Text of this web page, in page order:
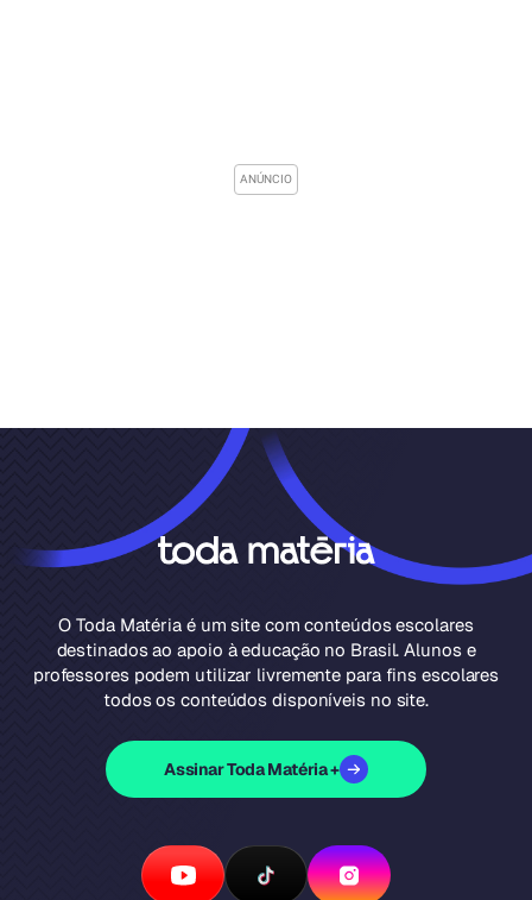
O Toda Matéria é um site com conteúdos escolares
destinados ao apoio à educação no Brasil. Alunos e
professores podem utilizar livremente para fins escolares
todos os conteúdos disponíveis no site.
Assinar Toda Matéria +